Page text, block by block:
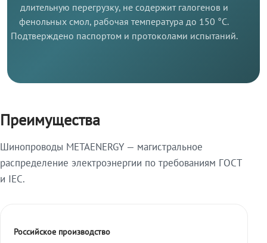
длительную перегрузку, не содержит галогенов и
фенольных смол, рабочая температура до 150 °C.
Подтверждено паспортом и протоколами испытаний.
Преимущества
Шинопроводы METAENERGY — магистральное
распределение электроэнергии по требованиям ГОСТ
и IEC.
Российское производство